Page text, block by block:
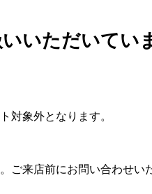
いただいてい
対象外となります。
ご来店前にお問い合わせい